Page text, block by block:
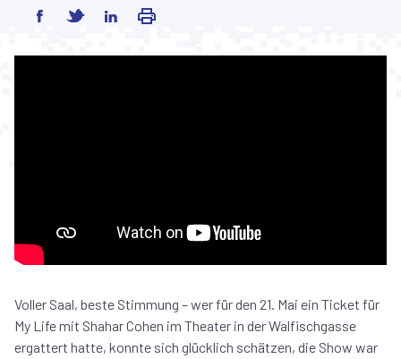
Voller Saal, beste Stimmung – wer für den 21. Mai ein Ticket für
My Life mit Shahar Cohen im Theater in der Walfischgasse
ergattert hatte, konnte sich glücklich schätzen, die Show war